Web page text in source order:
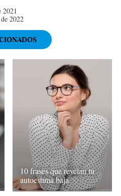
2021
2022
10 frases que revelan tu
autoestima baja